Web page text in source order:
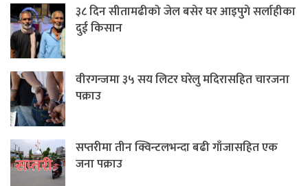
३८ दिन सीतामढीको जेल बसेर घर आइपुगे सर्लाहीका
दुई किसान
वीरगन्जमा ३५ सय लिटर घरेलु मदिरासहित चारजना
पक्राउ
सप्तरीमा तीन क्विन्टलभन्दा बढी गाँजासहित एक
जना पक्राउ